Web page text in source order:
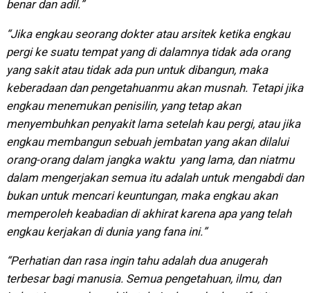
benar dan adil.”
“Jika engkau seorang dokter atau arsitek ketika engkau
pergi ke suatu tempat yang di dalamnya tidak ada orang
yang sakit atau tidak ada pun untuk dibangun, maka
keberadaan dan pengetahuanmu akan musnah. Tetapi jika
engkau menemukan penisilin, yang tetap akan
menyembuhkan penyakit lama setelah kau pergi, atau jika
engkau membangun sebuah jembatan yang akan dilalui
orang-orang dalam jangka waktu yang lama, dan niatmu
dalam mengerjakan semua itu adalah untuk mengabdi dan
bukan untuk mencari keuntungan, maka engkau akan
memperoleh keabadian di akhirat karena apa yang telah
engkau kerjakan di dunia yang fana ini.”
“Perhatian dan rasa ingin tahu adalah dua anugerah
terbesar bagi manusia. Semua pengetahuan, ilmu, dan